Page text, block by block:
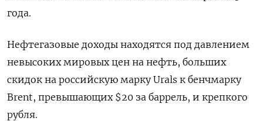
года.
Нефтегазовые доходы находятся под давлением
невысоких мировых цен на ‌нефть, больших
скидок на российскую марку Urals к бенчмарку
Brent, превышающих $20 за баррель, и ​крепкого
рубля.